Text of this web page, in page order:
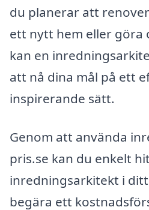
du planerar att
ett nytt hem eller göra
kan en
att nå dina mål på ett
inspirerande sätt.
Genom att använda
pris.se kan du enkelt
inredningsarkitekt i
begära ett